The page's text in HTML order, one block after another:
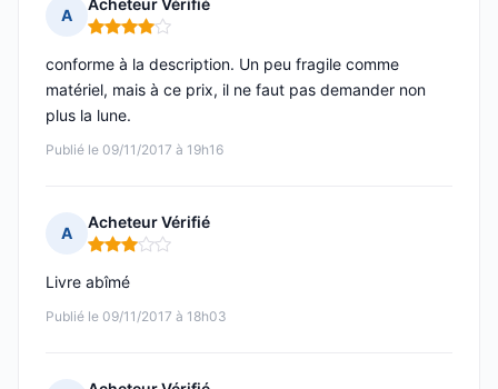
A
Acheteur Vérifié
Note : 4 sur 5
Publié le 09/11/2017 à 19h16
conforme à la description. Un peu fragile comme
matériel, mais à ce prix, il ne faut pas demander non
plus la lune.
A
Acheteur Vérifié
Note : 3 sur 5
Publié le 09/11/2017 à 18h03
Livre abîmé